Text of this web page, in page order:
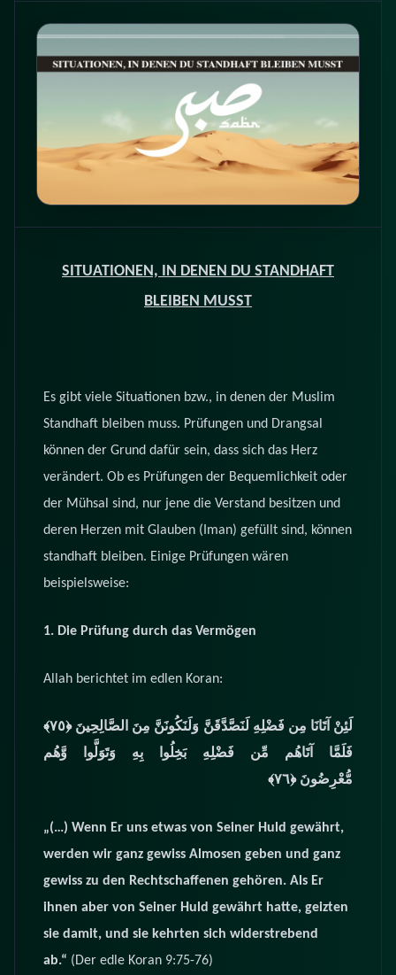
SITUATIONEN, IN DENEN DU STANDHAFT
BLEIBEN MUSST
Es gibt viele Situationen bzw., in denen der Muslim
Standhaft bleiben muss. Prüfungen und Drangsal
können der Grund dafür sein, dass sich das Herz
verändert. Ob es Prüfungen der Bequemlichkeit oder
der Mühsal sind, nur jene die Verstand besitzen und
deren Herzen mit Glauben (Iman) gefüllt sind, können
standhaft bleiben. Einige Prüfungen wären
beispielsweise:
1. Die Prüfung durch das Vermögen
Allah berichtet im edlen Koran:
لَئِنْ آتَانَا مِن فَضْلِهِ لَنَصَّدَّقَنَّ وَلَنَكُونَنَّ مِنَ الصَّالِحِينَ
﴿٧٥﴾‏
فَلَمَّا آتَاهُم مِّن فَضْلِهِ بَخِلُوا بِهِ وَتَوَلَّوا وَّهُم
مُّعْرِضُونَ ﴿٧٦﴾‏
„(…) Wenn Er uns etwas von Seiner Huld gewährt,
werden wir ganz gewiss Almosen geben und ganz
gewiss zu den Rechtschaffenen gehören. Als Er
ihnen aber von Seiner Huld gewährt hatte, geizten
sie damit, und sie kehrten sich widerstrebend
ab.“ (Der edle Koran 9:75-76)